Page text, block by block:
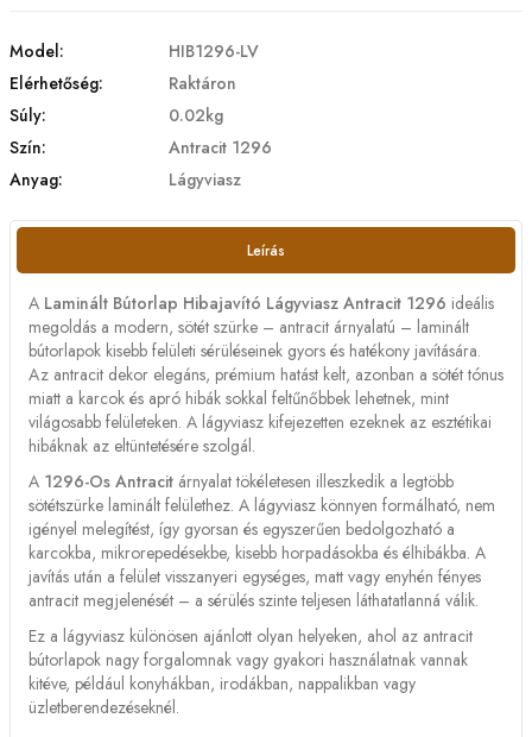
Model:
HIB1296-LV
Elérhetőség:
Raktáron
Súly:
0.02kg
Szín:
Antracit 1296
Anyag:
Lágyviasz
Leírás
A Laminált Bútorlap Hibajavító Lágyviasz Antracit 1296 ideális
megoldás a modern, sötét szürke – antracit árnyalatú – laminált
bútorlapok kisebb felületi sérüléseinek gyors és hatékony javítására.
Az antracit dekor elegáns, prémium hatást kelt, azonban a sötét tónus
miatt a karcok és apró hibák sokkal feltűnőbbek lehetnek, mint
világosabb felületeken. A lágyviasz kifejezetten ezeknek az esztétikai
hibáknak az eltüntetésére szolgál.
A 1296-Os Antracit árnyalat tökéletesen illeszkedik a legtöbb
sötétszürke laminált felülethez. A lágyviasz könnyen formálható, nem
igényel melegítést, így gyorsan és egyszerűen bedolgozható a
karcokba, mikrorepedésekbe, kisebb horpadásokba és élhibákba. A
javítás után a felület visszanyeri egységes, matt vagy enyhén fényes
antracit megjelenését – a sérülés szinte teljesen láthatatlanná válik.
Ez a lágyviasz különösen ajánlott olyan helyeken, ahol az antracit
bútorlapok nagy forgalomnak vagy gyakori használatnak vannak
kitéve, például konyhákban, irodákban, nappalikban vagy
üzletberendezéseknél.